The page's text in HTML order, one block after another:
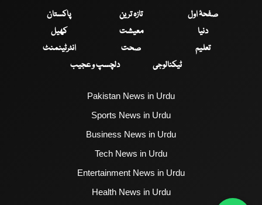
صفحۂ اول تازہ ترین
پاکستان
دنیا
معیشت
کھیل
تعلیم
صحت
انٹرٹینمنٹ
ٹیکنالوجی
دلچسپ و عجیب
Pakistan News in Urdu
Sports News in Urdu
Business News in Urdu
Tech News in Urdu
Entertainment News in Urdu
Health News in Urdu